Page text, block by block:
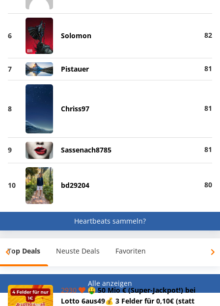
6 Solomon 82
7 Pistauer 81
8 Chriss97 81
9 Sassenach8785 81
10 bd29204 80
Heartbeats sammeln?
Top Deals Neuste Deals Favoriten
Alle anzeigen
2930
🤑 50 Mio € (Super-Jackpot!) bei
Lotto 6aus49💰 3 Felder für 0,10€ (statt